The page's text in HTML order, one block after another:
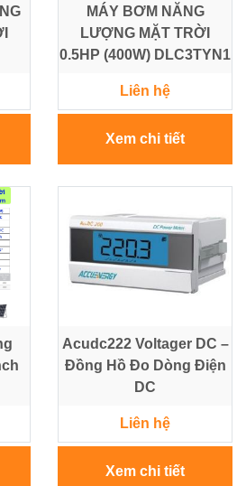
MÁY BƠM NĂNG
LƯỢNG MẶT TRỜI
0.5HP (400W) DLC3TYN1
Liên hệ
Xem chi tiết
Acudc222 Voltager DC –
Đồng Hồ Đo Dòng Điện
DC
Liên hệ
Xem chi tiết